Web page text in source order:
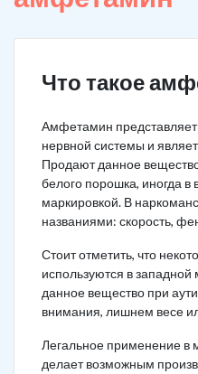
Что такое
Амфетамин
нервной системы и
Продают данное
белого порошка, иногда в
маркировкой. В
названиями: скорость,
Стоит отметить, что
используются в
данное вещество при
внимания, лишнем весе
Легальное применение в
делает возможным